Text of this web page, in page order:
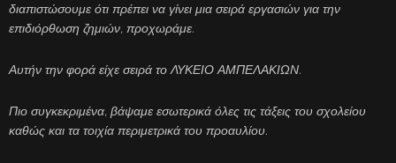
διαπιστώσουμε ότι πρέπει να γίνει μια σειρά εργασιών για την
επιδιόρθωση ζημιών, προχωράμε.
Αυτήν την φορά είχε σειρά το ΛΥΚΕΙΟ ΑΜΠΕΛΑΚΙΩΝ.
Πιο συγκεκριμένα, βάψαμε εσωτερικά όλες τις τάξεις του σχολείου
καθώς και τα τοιχία περιμετρικά του προαυλίου.